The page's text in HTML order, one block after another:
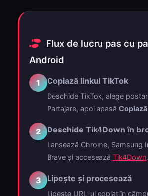
Flux de lucru pas cu
Android
1 Copiază linkul TikTok
Deschide TikTok, alege
Partajare, apoi apasă
2 Deschide Tik4Down în
Lansează Chrome, Samsung
Brave și accesează Tik4Down.
3 Lipește și procesează
Lipește URL-ul copiat în